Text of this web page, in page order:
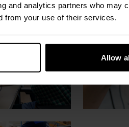
and analytics partners who may
from your use of their services.
Allow